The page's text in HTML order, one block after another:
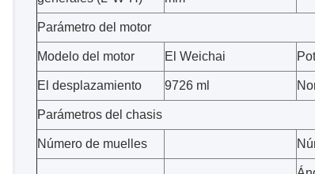
Parámetro del motor
Modelo del motor El Weichai
El desplazamiento 9726 ml
Parámetros del chasis
Número de muelles